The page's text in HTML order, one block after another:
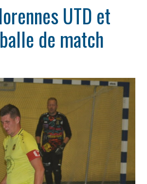
UTD et
de match